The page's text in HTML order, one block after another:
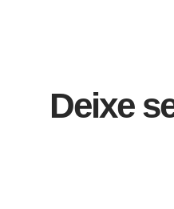
Deixe